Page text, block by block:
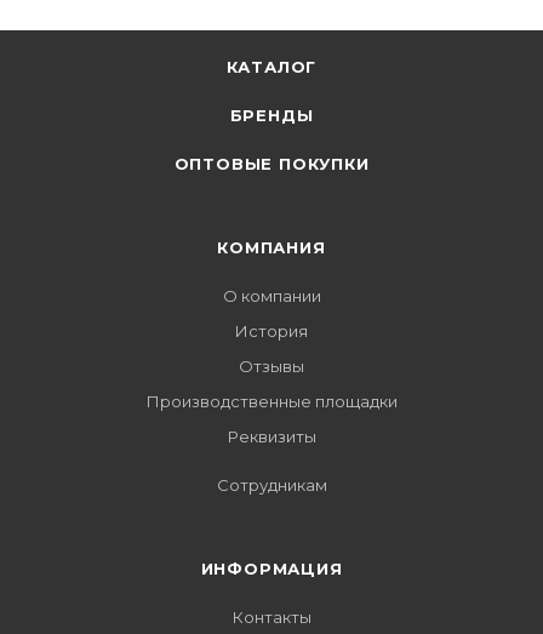
КАТАЛОГ
БРЕНДЫ
ОПТОВЫЕ ПОКУПКИ
КОМПАНИЯ
О компании
История
Отзывы
Производственные площадки
Реквизиты
Сотрудникам
ИНФОРМАЦИЯ
Контакты